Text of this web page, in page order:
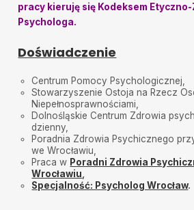
pracy kieruję się Kodeksem
Psychologa.
Doświadczenie
Centrum Pomocy Psychologicznej,
Stowarzyszenie Ostoja na Rzecz
Niepełnosprawnościami,
Dolnośląskie Centrum Zdrowia
dzienny,
Poradnia Zdrowia Psychicznego
we Wrocławiu,
Praca w Poradni Zdrowia
Wrocławiu
Specjalność: Psycholog Wrocław.